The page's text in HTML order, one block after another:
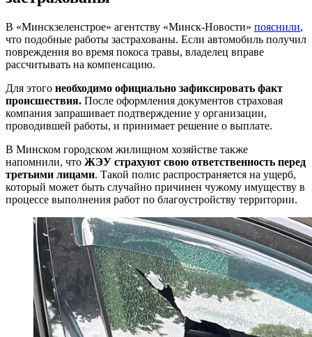
В «Минскзеленстрое» агентству «Минск-Новости» пояснили,
что подобные работы застрахованы. Если автомобиль получил
повреждения во время покоса травы, владелец вправе
рассчитывать на компенсацию.
Для этого необходимо официально зафиксировать факт
происшествия. После оформления документов страховая
компания запрашивает подтверждение у организации,
проводившей работы, и принимает решение о выплате.
В Минском городском жилищном хозяйстве также
напомнили, что ЖЭУ страхуют свою ответственность перед
третьими лицами. Такой полис распространяется на ущерб,
который может быть случайно причинен чужому имуществу в
процессе выполнения работ по благоустройству территории.